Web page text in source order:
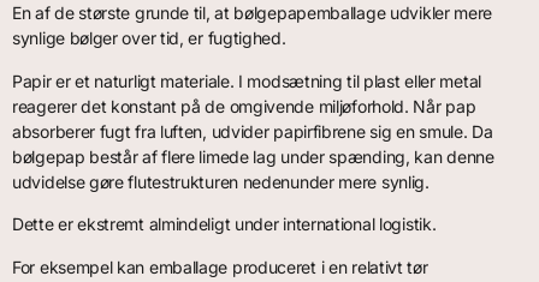
En af de største grunde til, at bølgepapemballage udvikler mere
synlige bølger over tid, er fugtighed.
Papir er et naturligt materiale. I modsætning til plast eller metal
reagerer det konstant på de omgivende miljøforhold. Når pap
absorberer fugt fra luften, udvider papirfibrene sig en smule. Da
bølgepap består af flere limede lag under spænding, kan denne
udvidelse gøre flutestrukturen nedenunder mere synlig.
Dette er ekstremt almindeligt under international logistik.
For eksempel kan emballage produceret i en relativt tør